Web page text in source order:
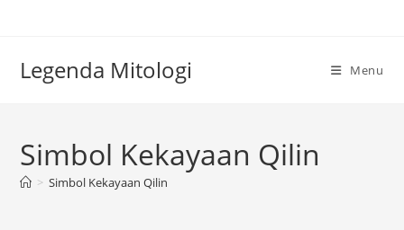
Legenda Mitologi Menu
Simbol Kekayaan Qilin
> Simbol Kekayaan Qilin